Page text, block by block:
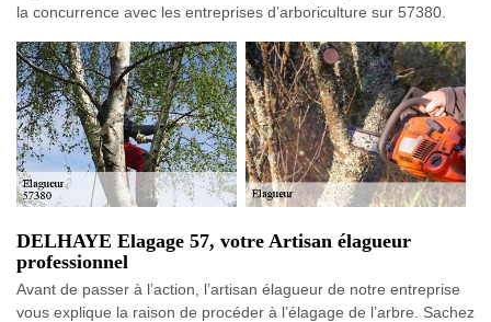
la concurrence avec les entreprises d’arboriculture sur 57380.
DELHAYE Elagage 57, votre Artisan élagueur
professionnel
Avant de passer à l’action, l’artisan élagueur de notre entreprise
vous explique la raison de procéder à l’élagage de l’arbre. Sachez